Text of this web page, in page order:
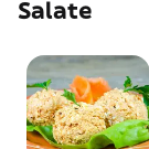
Salate